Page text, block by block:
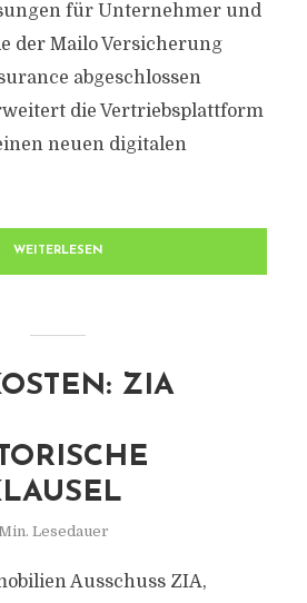
für Unternehmer und
der Mailo Versicherung
abgeschlossen
die Vertriebsplattform
neuen digitalen
WEITERLESEN
ZIA
Lesedauer
Ausschuss ZIA,